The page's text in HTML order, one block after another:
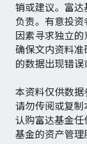
销或建议。富
负责。有意投
因素寻求独立的
确保文内资料
的数据出现错误
本资料仅供数据
请勿传阅或复
认购富达基金
基金的资产管理